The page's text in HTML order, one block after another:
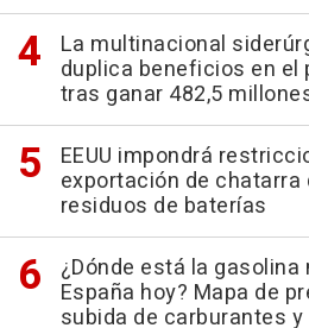
La multinacional
duplica beneficios en el
tras ganar 482,5
EEUU impondrá
exportación de
residuos de baterías
¿Dónde está la
España hoy? Mapa de
subida de carburantes